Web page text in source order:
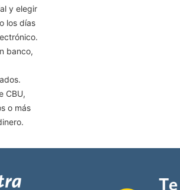
y elegir
los días
banco,
CBU,
o más